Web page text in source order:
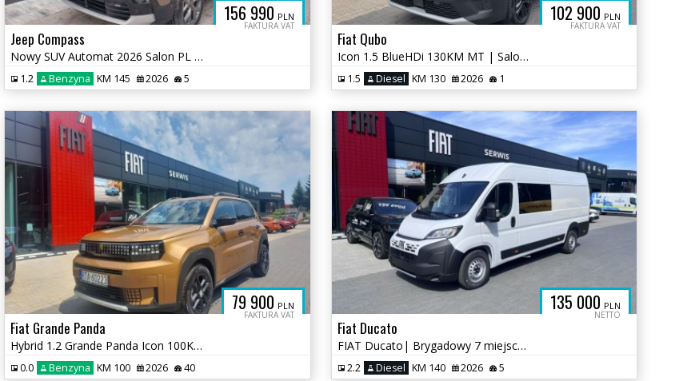
156 990 PLN
FAKTURA VAT
Jeep Compass
Nowy SUV Automat 2026 Salon PL e-Hybrid Kamera360
1.2 Benzyna KM 145 2026 5
102 900 PLN
FAKTURA VAT
Fiat Qubo
Icon 1.5 BlueHDi 130KM MT | Salon PL | Rocznik 2026 | Nowy
1.5 Diesel KM 130 2026 1
79 900 PLN
FAKTURA VAT
Fiat Grande Panda
Hybrid 1.2 Grande Panda Icon 100KM | 2026 | DEMO
0.0 Benzyna KM 100 2026 40
135 000 PLN
NETTO
Fiat Ducato
FIAT Ducato| Brygadowy 7 miejsc| Maxi Furgon L4H2| 3,5T Diesel 140KM
2.2 Diesel KM 140 2026 5